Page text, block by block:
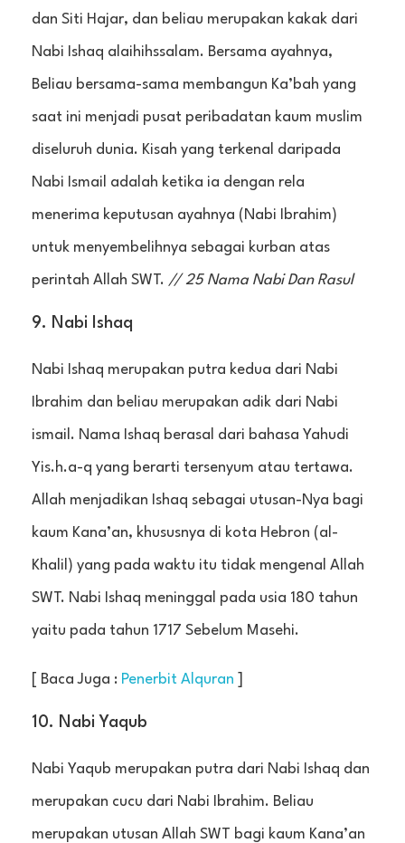
dan Siti Hajar, dan beliau merupakan kakak dari
Nabi Ishaq alaihihssalam. Bersama ayahnya,
Beliau bersama-sama membangun Ka’bah yang
saat ini menjadi pusat peribadatan kaum muslim
diseluruh dunia. Kisah yang terkenal daripada
Nabi Ismail adalah ketika ia dengan rela
menerima keputusan ayahnya (Nabi Ibrahim)
untuk menyembelihnya sebagai kurban atas
perintah Allah SWT. // 25 Nama Nabi Dan Rasul
9. Nabi Ishaq
Nabi Ishaq merupakan putra kedua dari Nabi
Ibrahim dan beliau merupakan adik dari Nabi
ismail. Nama Ishaq berasal dari bahasa Yahudi
Yis.h.a-q yang berarti tersenyum atau tertawa.
Allah menjadikan Ishaq sebagai utusan-Nya bagi
kaum Kana’an, khususnya di kota Hebron (al-
Khalil) yang pada waktu itu tidak mengenal Allah
SWT. Nabi Ishaq meninggal pada usia 180 tahun
yaitu pada tahun 1717 Sebelum Masehi.
[ Baca Juga : Penerbit Alquran
10. Nabi Yaqub
Nabi Yaqub merupakan putra dari Nabi Ishaq dan
merupakan cucu dari Nabi Ibrahim. Beliau
merupakan utusan Allah SWT bagi kaum Kana’an